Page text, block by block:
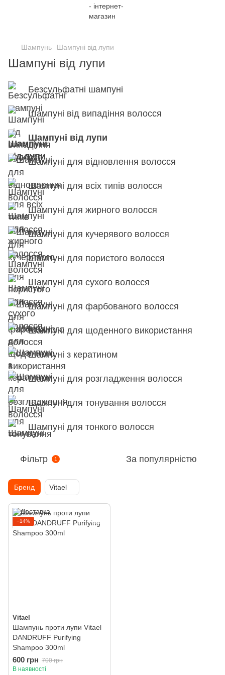
Шампунь Шампуні від лупи
Шампуні від лупи
Безсульфатні шампуні
Шампуні від випадіння волосся
Шампуні від лупи
Шампуні для відновлення волосся
Шампуні для всіх типів волосся
Шампуні для жирного волосся
Шампуні для кучерявого волосся
Шампуні для пористого волосся
Шампуні для сухого волосся
Шампуні для фарбованого волосся
Шампуні для щоденного використання
Шампуні з кератином
Шампуні для розгладження волосся
Шампуні для тонування волосся
Шампуні для тонкого волосся
Фільтр 1 За популярністю
Бренд Vitael
−14%
Vitael
Шампунь проти лупи Vitael
DANDRUFF Purifying
Shampoo 300ml
600 грн 700 грн
В наявності